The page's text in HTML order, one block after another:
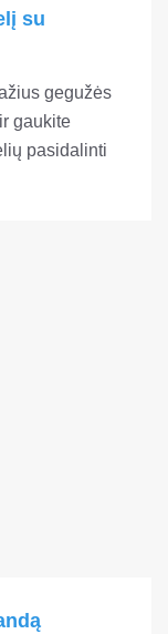
su
gegužės
gaukite
pasidalinti